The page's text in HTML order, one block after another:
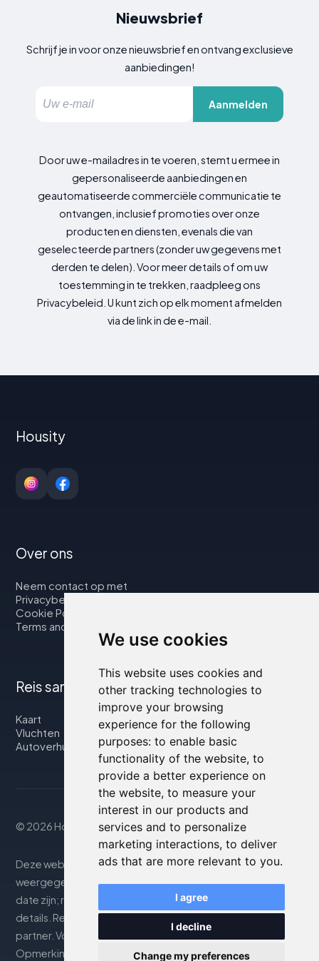
We use cookies
This website uses cookies and
other tracking technologies to
improve your browsing
experience for the following
purposes: to enable basic
functionality of the website, to
provide a better experience on
the website, to measure your
interest in our products and
services and to personalize
marketing interactions, to deliver
ads that are more relevant to you.
I agree
I decline
Change my preferences
Nieuwsbrief
Schrijf je in voor onze nieuwsbrief en ontvang exclusieve
aanbiedingen!
Aanmelden
Door uw e-mailadres in te voeren, stemt u ermee in
gepersonaliseerde aanbiedingen en
geautomatiseerde commerciële communicatie te
ontvangen, inclusief promoties over onze
producten en diensten, evenals die van
geselecteerde partners (zonder uw gegevens met
derden te delen). Voor meer details of om uw
toestemming in te trekken, raadpleeg ons
Privacybeleid. U kunt zich op elk moment afmelden
via de link in de e-mail.
Housity
Over ons
Neem contact op met
Privacybeleid
Cookie Policy
Terms and Conditions
Reis samen met ons
Kaart
Vluchten
Autoverhuur
© 2026 Housity.net
Deze website biedt informatie uitsluitend ter. De
weergegeven informatie kan onnauwkeurig of niet up-to-
date zijn; raadpleeg de officiële website voor nauwkeurige
details. Reserveringen worden afgehandeld door onze
partner. Voor meer details, zie de sectie Juridische
Opmerkingen